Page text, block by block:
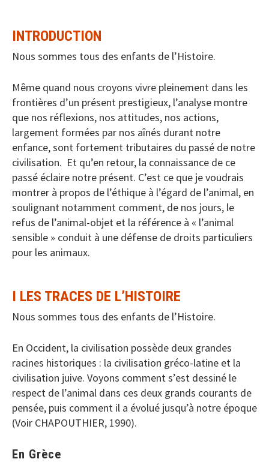
INTRODUCTION
Nous sommes tous des enfants de l’Histoire.
Même quand nous croyons vivre pleinement dans les
frontières d’un présent prestigieux, l’analyse montre
que nos réflexions, nos attitudes, nos actions,
largement formées par nos aînés durant notre
enfance, sont fortement tributaires du passé de notre
civilisation. Et qu’en retour, la connaissance de ce
passé éclaire notre présent. C’est ce que je voudrais
montrer à propos de l’éthique à l’égard de l’animal, en
soulignant notamment comment, de nos jours, le
refus de l’animal-objet et la référence à « l’animal
sensible » conduit à une défense de droits particuliers
pour les animaux.
I LES TRACES DE L’HISTOIRE
Nous sommes tous des enfants de l’Histoire.
En Occident, la civilisation possède deux grandes
racines historiques : la civilisation gréco-latine et la
civilisation juive. Voyons comment s’est dessiné le
respect de l’animal dans ces deux grands courants de
pensée, puis comment il a évolué jusqu’à notre époque
(Voir CHAPOUTHIER, 1990).
En Grèce